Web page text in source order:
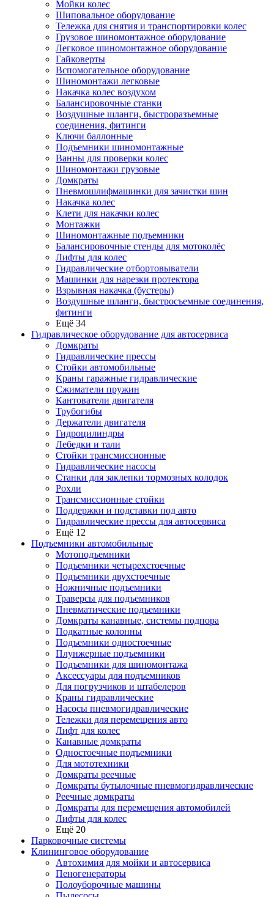
Мойки колес
Шиповальное оборудование
Тележка для снятия и транспортировки колес
Грузовое шиномонтажное оборудование
Легковое шиномонтажное оборудование
Гайковерты
Вспомогательное оборудование
Шиномонтажи легковые
Накачка колес воздухом
Балансировочные станки
Воздушные шланги, быстроразъемные
соединения, фитинги
Ключи баллонные
Подъемники шиномонтажные
Ванны для проверки колес
Шиномонтажи грузовые
Домкраты
Пневмошлифмашинки для зачистки шин
Накачка колес
Клети для накачки колес
Монтажки
Шиномонтажные подъемники
Балансировочные стенды для мотоколёс
Лифты для колес
Гидравлические отбортовыватели
Машинки для нарезки протектора
Взрывная накачка (бустеры)
Воздушные шланги, быстросъемные соединения,
фитинги
Ещё 34
Гидравлическое оборудование для автосервиса
Домкраты
Гидравлические прессы
Стойки автомобильные
Краны гаражные гидравлические
Сжиматели пружин
Кантователи двигателя
Трубогибы
Держатели двигателя
Гидроцилиндры
Лебедки и тали
Стойки трансмиссионные
Гидравлические насосы
Cтанки для заклепки тормозных колодок
Рохли
Трансмиссионные стойки
Поддержки и подставки под авто
Гидравлические прессы для автосервиса
Ещё 12
Подъемники автомобильные
Мотоподъемники
Подъемники четырехстоечные
Подъемники двухстоечные
Ножничные подъемники
Траверсы для подъемников
Пневматические подъемники
Домкраты канавные, системы подпора
Подкатные колонны
Подъемники одностоечные
Плунжерные подъемники
Подъемники для шиномонтажа
Аксессуары для подъемников
Для погрузчиков и штабелеров
Краны гидравлические
Насосы пневмогидравлические
Тележки для перемещения авто
Лифт для колес
Канавные домкраты
Одностоечные подъемники
Для мототехники
Домкраты реечные
Домкраты бутылочные пневмогидравлические
Реечные домкраты
Домкраты для перемещения автомобилей
Лифты для колес
Ещё 20
Парковочные системы
Клининговое оборудование
Автохимия для мойки и автосервиса
Пеногенераторы
Полоуборочные машины